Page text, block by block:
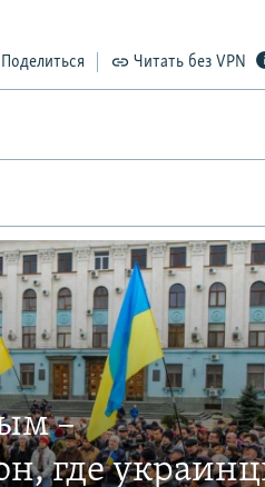
Поделиться Читать без VPN
–
где